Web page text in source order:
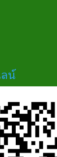
น์